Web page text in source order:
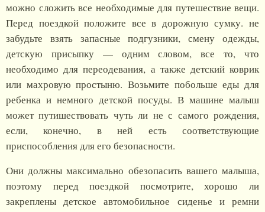
можно сложить все необходимые для путешествие вещи.
Перед поездкой положите все в дорожную сумку. не
забудьте взять запасные подгузники, смену одежды,
детскую присыпку — одним словом, все то, что
необходимо для переодевания, а также детский коврик
или махровую простыню. Возьмите побольше еды для
ребенка и немного детской посуды. В машине малыш
может путишествовать чуть ли не с самого рождения,
если, конечно, в ней есть соответствующие
приспособления для его безопасности.
Они должны максимально обезопасить вашего малыша,
поэтому перед поездкой посмотрите, хорошо ли
закреплены детское автомобильное сиденье и ремни